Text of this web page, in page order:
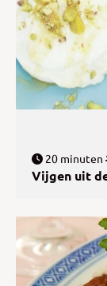
20 minuten
Vijgen uit